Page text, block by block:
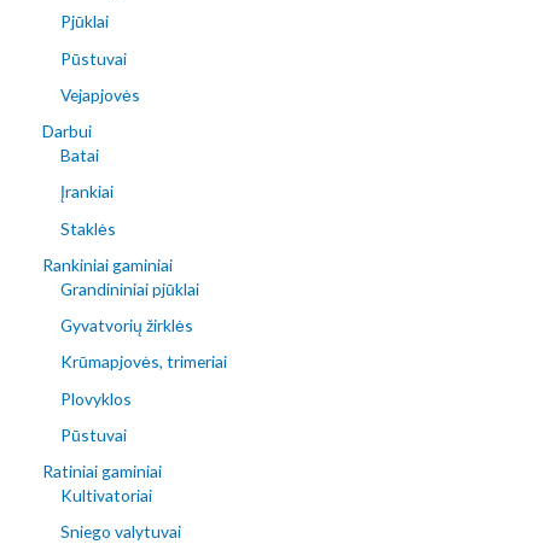
Pjūklai
Pūstuvai
Vejapjovės
Darbui
Batai
Įrankiai
Staklės
Rankiniai gaminiai
Grandininiai pjūklai
Gyvatvorių žirklės
Krūmapjovės, trimeriai
Plovyklos
Pūstuvai
Ratiniai gaminiai
Kultivatoriai
Sniego valytuvai